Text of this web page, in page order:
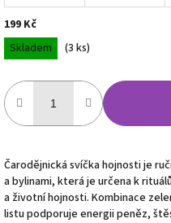
199 Kč
Měrná
cena:
Skladem (3 ks)
Čarodějnická svíčka hojnosti je
a bylinami, která je určena k
a životní hojnosti. Kombinace
listu podporuje energii peněz,